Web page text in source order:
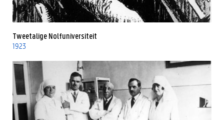
Tweetalige Nolfuniversiteit
1923